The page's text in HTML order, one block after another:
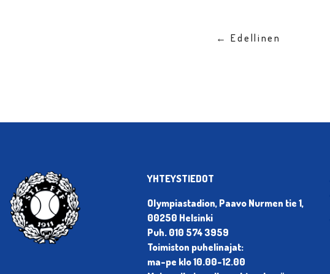
← Edellinen
YHTEYSTIEDOT
Olympiastadion, Paavo Nurmen tie 1,
00250 Helsinki
Puh. 010 574 3959
Toimiston puhelinajat:
ma-pe klo 10.00-12.00